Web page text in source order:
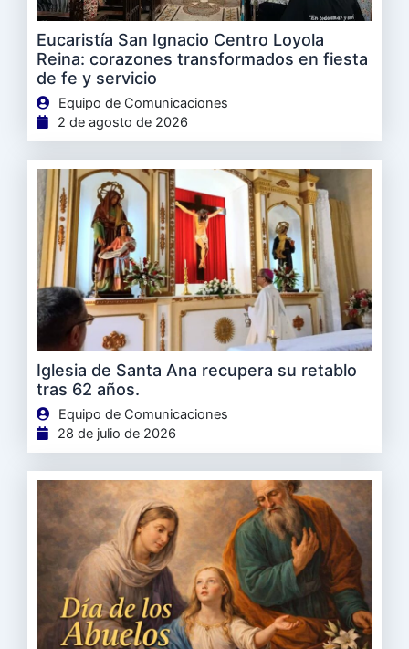
Eucaristía San Ignacio Centro Loyola
Reina: corazones transformados en fiesta
de fe y servicio
Equipo de Comunicaciones
2 de agosto de 2026
Iglesia de Santa Ana recupera su retablo
tras 62 años.
Equipo de Comunicaciones
28 de julio de 2026